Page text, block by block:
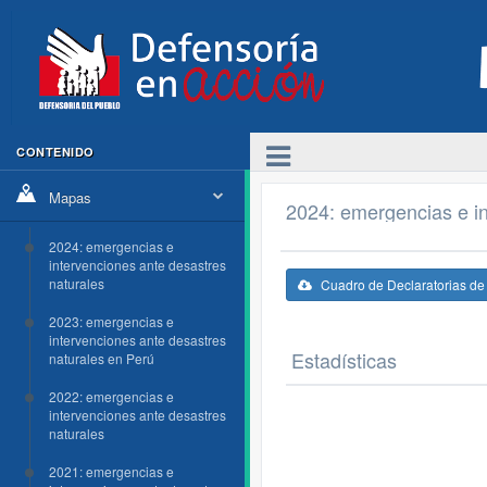
CONTENIDO
Mapas
2024: emergencias e
intervenciones ante desastres
naturales
2023: emergencias e
intervenciones ante desastres
naturales en Perú
2022: emergencias e
intervenciones ante desastres
naturales
2021: emergencias e
2024: emergencias e
Cuadro de Declaratorias
Estadísticas